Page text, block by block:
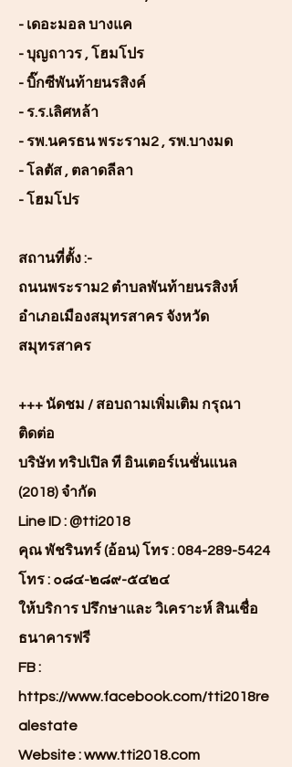
- เดอะมอล บางแค
- บุญถาวร , โฮมโปร
- บิ๊กซีพันท้ายนรสิงค์
- ร.ร.เลิศหล้า
- รพ.นครธน พระราม2 , รพ.บางมด
- โลตัส , ตลาดลีลา
- โฮมโปร
สถานที่ตั้ง :-
ถนนพระราม2 ตำบลพันท้ายนรสิงห์
อำเภอเมืองสมุทรสาคร จังหวัด
สมุทรสาคร
+++ นัดชม / สอบถามเพิ่มเติม กรุณา
ติดต่อ
บริษัท ทริปเปิล ที อินเตอร์เนชั่นแนล
(2018) จำกัด
Line ID : @tti2018
คุณ พัชรินทร์ (อ้อน) โทร :084-289-5424
โทร : ๐๘๔-๒๘๙-๕๔๒๔
ให้บริการ ปรึกษาและ วิเคราะห์ สินเชื่อ
ธนาคารฟรี
FB :
https://www.facebook.com/tti2018re
alestate
Website :www.tti2018.com